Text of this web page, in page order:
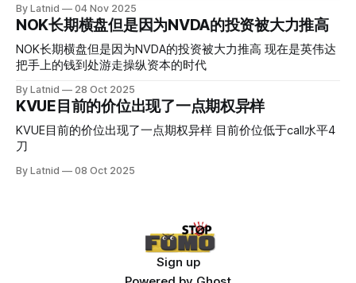
By Latnid 04 Nov 2025
NOK长期横盘但是因为NVDA的投资被大力推高
NOK长期横盘但是因为NVDA的投资被大力推高 现在是英伟达
把手上的钱到处游走操纵资本的时代
By Latnid 28 Oct 2025
KVUE目前的价位出现了一点期权异样
KVUE目前的价位出现了一点期权异样 目前价位低于call水平4
刀
By Latnid 08 Oct 2025
Sign up